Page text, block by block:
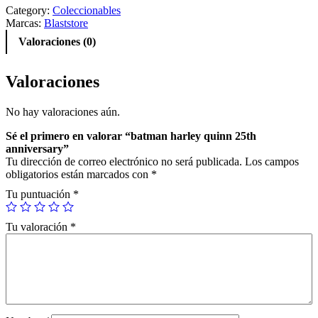
m
a
r
y
u
i
n
n
2
5
h
e
Category: Coleccionables
Marcas: Blaststore
Valoraciones (0)
Valoraciones
No hay valoraciones aún.
Sé el primero en valorar “batman harley quinn 25th
anniversary”
Tu dirección de correo electrónico no será publicada. Los campos
obligatorios están marcados con *
Tu puntuación *
Tu valoración *